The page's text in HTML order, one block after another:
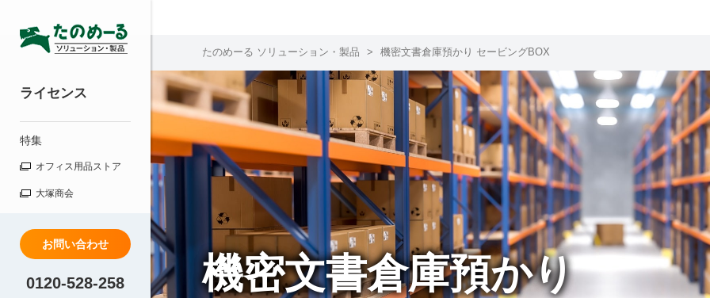
ライセンス
特集
オフィス用品ストア
大塚商会
お問い合わせ
0120-528-258
たのめーる ソリューション・製品 > 機密文書倉庫預かり セービングBOX
機密文書倉庫預かり